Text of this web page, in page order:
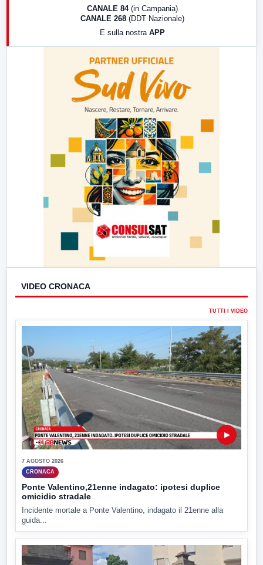
CANALE 84 (in Campania)
CANALE 268 (DDT Nazionale)
E sulla nostra APP
VIDEO CRONACA
TUTTI I VIDEO
▶
7 AGOSTO 2026
CRONACA
Ponte Valentino,21enne indagato: ipotesi duplice
omicidio stradale
Incidente mortale a Ponte Valentino, indagato il 21enne alla
guida...